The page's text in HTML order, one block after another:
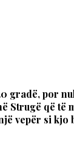
gradë, por
që
vepër si